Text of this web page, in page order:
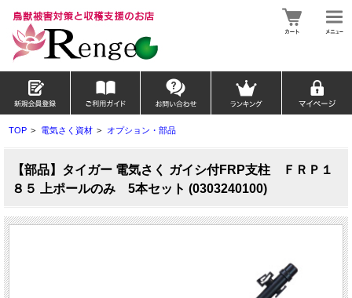
TOP > 電気さく資材 > オプション・部品
【部品】タイガー 電気さく ガイシ付FRP支柱 ＦＲＰ１
８５ 上ポールのみ 5本セット (0303240100)